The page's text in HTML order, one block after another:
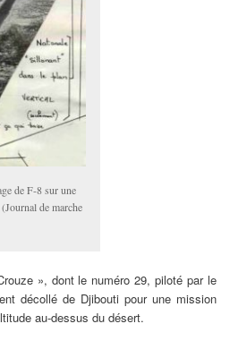
de F-8 sur une
de marche
», dont le numéro 29, piloté par le
décollé de Djibouti pour une mission
au-dessus du désert.